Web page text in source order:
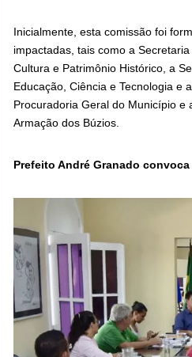
Inicialmente, esta comissão foi
impactadas, tais como a
Cultura e Patrimônio Histórico, a
Educação, Ciência e Tecnologia e
Procuradoria Geral do Município e
Armação dos Búzios.
Prefeito André Granado